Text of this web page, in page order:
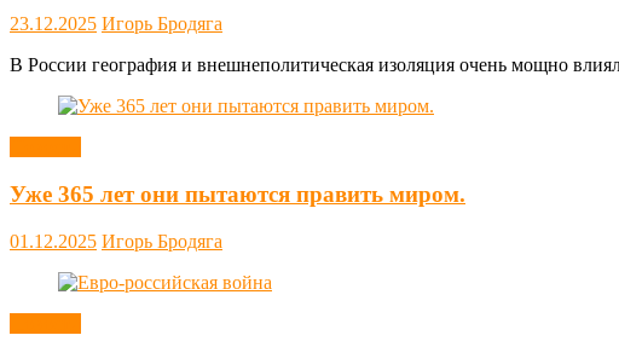
23.12.2025 Игорь Бродяга
В России география и внешнеполитическая изоляция очень мощно
Уже 365 лет они пытаются править миром.
01.12.2025 Игорь Бродяга